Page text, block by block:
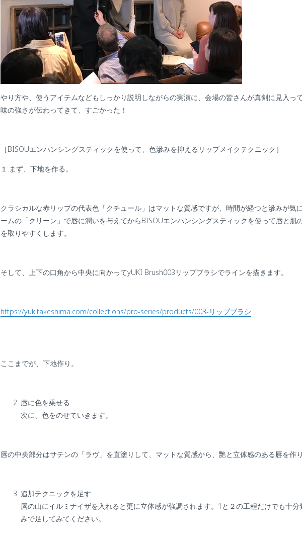
やり方や、使うアイテムなどもしっかり説明しながらの実演に、会場の皆さんが真剣に見入っ
味の強さが伝わってきて、すごかった！
［BISOUエンハンシングスティックを使って、色滲みを抑えるリップメイクテクニック］
１ .まず、下地を作る。
クラシカルな赤リップの代表色「クチュール」はマットな質感ですが、時間が経つと滲みが気
ームの「クリーン」で唇に潤いを与えてからBISOUエンハンシングスティックを使って唇と肌
を取りやすくします。
そして、上下の口角から中央に向かってyUKI Brush003 リップブラシでラインを描きます。
https://yukitakeshima.com/collections/pro-series/products/003- リップブラシ
ここまでが、下地作り。
唇に色を乗せる
次に、色をのせていきます。
唇の中央部分はサテンの「ラヴ」を直塗りして、マットな質感から、艷と立体感のある唇を作り
追加テクニックを足す
唇の山にイルミナイザを入れると更に立体感が強調されます。 1 と２の工程だけでも十
みで足してみてください。